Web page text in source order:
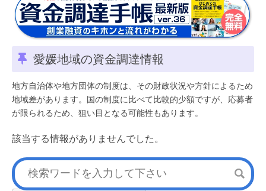
愛媛地域の資金調達情報
地方自治体や地方団体の制度は、その財政状況や方針によるため
地域差があります。国の制度に比べて比較的少額ですが、応募者
が限られるため、狙い目となる可能性もあります。
該当する情報がありませんでした。